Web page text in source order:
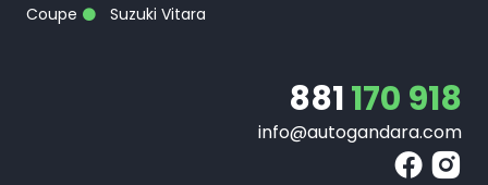
Coupe
Suzuki Vitara
881170 918
info@autogandara.com